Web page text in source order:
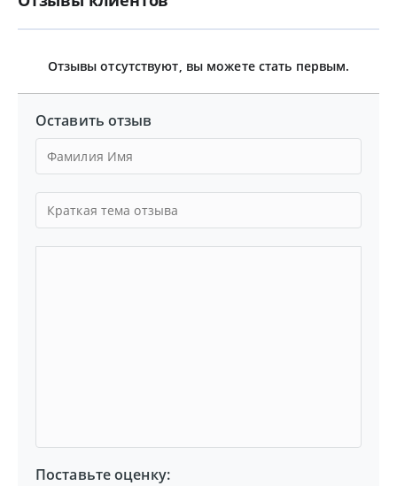
Отзывы отсутствуют, вы можете стать первым.
Оставить отзыв
Поставьте оценку: